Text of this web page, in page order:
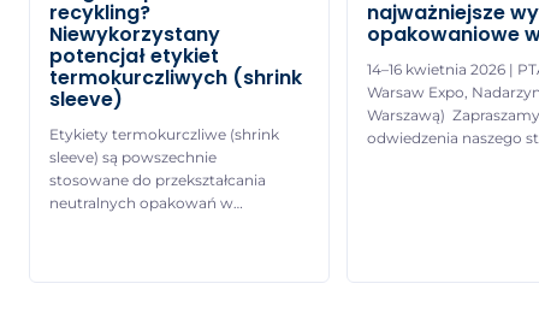
recykling?
Niewykorzystany
potencjał etykiet
termokurczliwych (shrink
sleeve)
Etykiety termokurczliwe (shrink
sleeve) są powszechnie
stosowane do przekształcania
neutralnych opakowań w
najważniejsze
opakowaniowe
14–16 kwietnia 2026 |
Warsaw Expo,
Warszawą)
odwiedzenia naszego